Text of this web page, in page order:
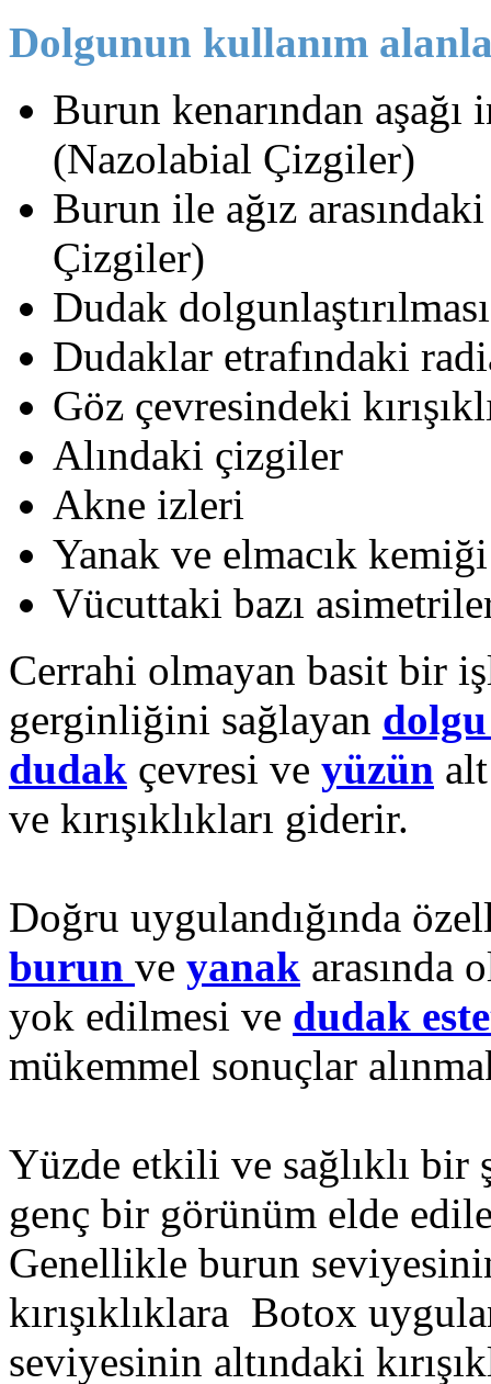
Dolgunun kullanım
Burun kenarından
(Nazolabial Çizgiler)
Burun ile ağız
Çizgiler)
Dudak dolgunlaştırılması
Dudaklar etrafındaki
Göz çevresindeki
Alındaki çizgiler
Akne izleri
Yanak ve elmacık
Vücuttaki bazı
Cerrahi olmayan basit bir
gerginliğini sağlayan
dudak çevresi ve yüzün
ve kırışıklıkları giderir.
Doğru uygulandığında
burun ve yanak arasında
yok edilmesi ve dudak
mükemmel sonuçlar
Yüzde etkili ve sağlıklı bir
genç bir görünüm elde
Genellikle burun
kırışıklıklara Botox
seviyesinin altındaki